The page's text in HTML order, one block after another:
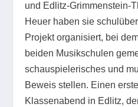
und Edlitz-Grimmenstein-
Heuer haben sie
Projekt organisiert, bei
beiden Musikschulen
schauspielerisches und
Beweis stellen. Einen
Klassenabend in Edlitz,